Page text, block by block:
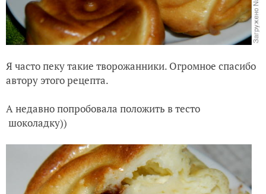
Я часто пеку такие творожанники. Огромное спасибо
автору этого рецепта.
А недавно попробовала положить в тесто
шоколадку))